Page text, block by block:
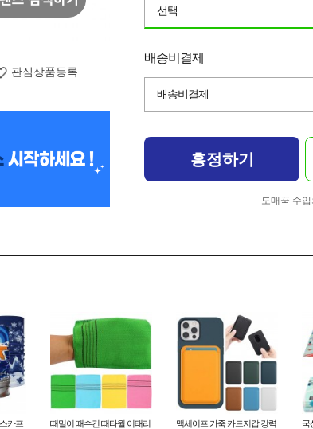
관심상품등록
선택
배송비결제
배송비결제
흥정하기
도매꾹 수
카프
때밀이 때수건 때타월 이태리
맥세이프 가죽 카드지갑 강력
국